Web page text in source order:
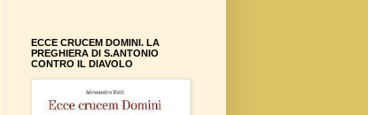
ECCE CRUCEM DOMINI. LA
PREGHIERA DI S.ANTONIO
CONTRO IL DIAVOLO